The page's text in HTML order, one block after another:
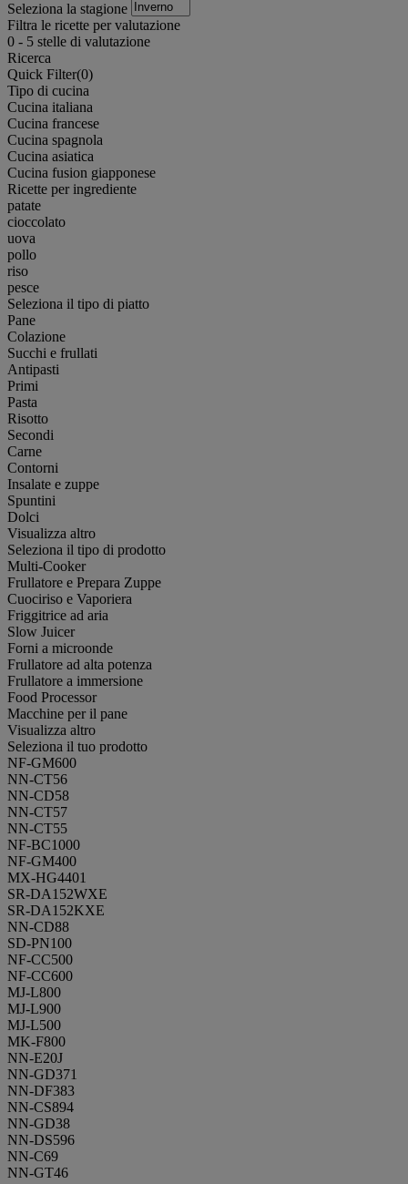
Seleziona la stagione
Filtra le ricette per valutazione
0 - 5 stelle di valutazione
Ricerca
Quick Filter(0)
Tipo di cucina
Cucina italiana
Cucina francese
Cucina spagnola
Cucina asiatica
Cucina fusion giapponese
Ricette per ingrediente
patate
cioccolato
uova
pollo
riso
pesce
Seleziona il tipo di piatto
Pane
Colazione
Succhi e frullati
Antipasti
Primi
Pasta
Risotto
Secondi
Carne
Contorni
Insalate e zuppe
Spuntini
Dolci
Visualizza altro
Seleziona il tipo di prodotto
Multi-Cooker
Frullatore e Prepara Zuppe
Cuociriso e Vaporiera
Friggitrice ad aria
Slow Juicer
Forni a microonde
Frullatore ad alta potenza
Frullatore a immersione
Food Processor
Macchine per il pane
Visualizza altro
Seleziona il tuo prodotto
NF-GM600
NN-CT56
NN-CD58
NN-CT57
NN-CT55
NF-BC1000
NF-GM400
MX-HG4401
SR-DA152WXE
SR-DA152KXE
NN-CD88
SD-PN100
NF-CC500
NF-CC600
MJ-L800
MJ-L900
MJ-L500
MK-F800
NN-E20J
NN-GD371
NN-DF383
NN-CS894
NN-GD38
NN-DS596
NN-C69
NN-GT46